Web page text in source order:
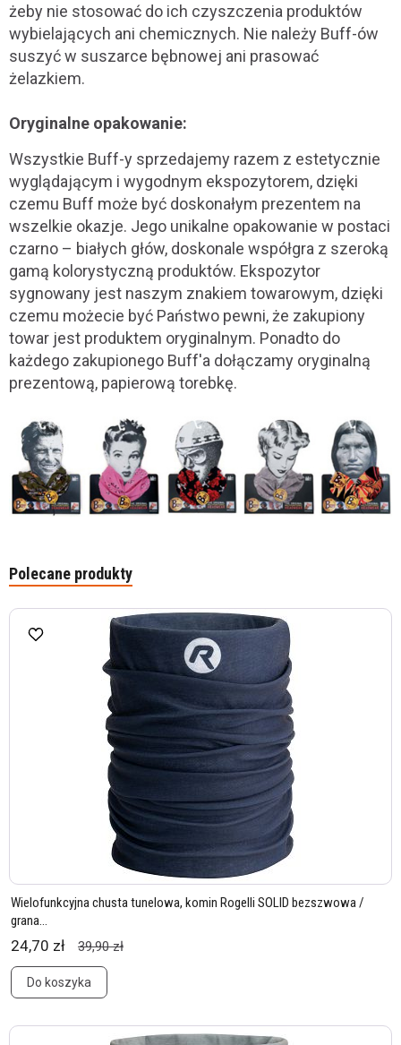
żeby nie stosować do ich czyszczenia produktów
wybielających ani chemicznych. Nie należy Buff-ów
suszyć w suszarce bębnowej ani prasować
żelazkiem.
Oryginalne opakowanie:
Wszystkie Buff-y sprzedajemy razem z estetycznie
wyglądającym i wygodnym ekspozytorem, dzięki
czemu Buff może być doskonałym prezentem na
wszelkie okazje. Jego unikalne opakowanie w postaci
czarno – białych głów, doskonale współgra z szeroką
gamą kolorystyczną produktów. Ekspozytor
sygnowany jest naszym znakiem towarowym, dzięki
czemu możecie być Państwo pewni, że zakupiony
towar jest produktem oryginalnym. Ponadto do
każdego zakupionego Buff'a dołączamy oryginalną
prezentową, papierową torebkę.
Polecane produkty
Wielofunkcyjna chusta tunelowa, komin Rogelli SOLID bezszwowa /
grana...
24,70 zł 39,90 zł
Do koszyka